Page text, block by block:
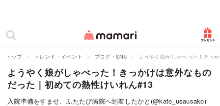
ママリ
カテゴリー一覧
妊娠
出産
トップ トレンド・イベント ブログ・SNS ようやく娘がしゃべった！きっ
ようやく娘がしゃべった！きっかけは意外なもの
だった｜初めての熱性けいれん#13
入院準備をすませ、ふたたび病院へ到着したかと(@kato_usausako)